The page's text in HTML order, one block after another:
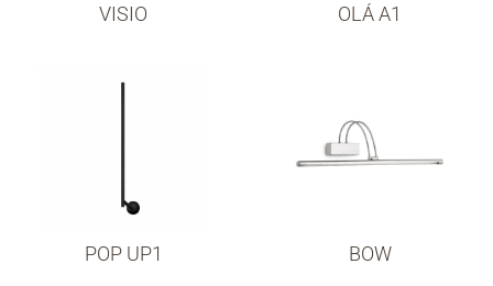
VISIO OLÁ A1
POP UP1 BOW